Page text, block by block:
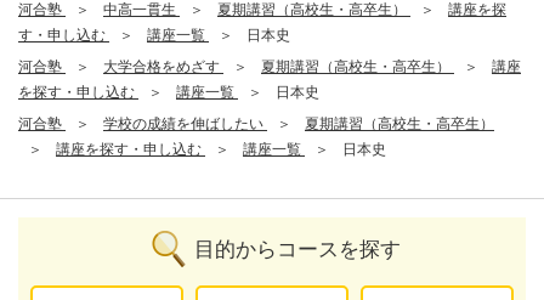
河合塾
中高一貫生 夏期講習（高校生・高卒生）
講座を探
す・申し込む
講座一覧
日本史
河合塾
大学合格をめざす 夏期講習（高校生・高卒生）
講座
を探す・申し込む
講座一覧
日本史
河合塾
学校の成績を伸ばしたい
夏期講習（高校生・高卒生）
講座を探す・申し込む
講座一覧 日本史
目的からコースを探す